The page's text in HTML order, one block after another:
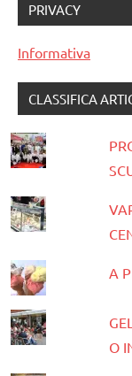
PRIVACY
Informativa
CLASSIFICA
A
O